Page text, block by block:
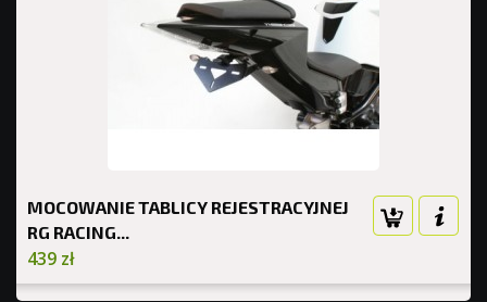
MOCOWANIE TABLICY REJESTRACYJNEJ
RG RACING...
439 zł